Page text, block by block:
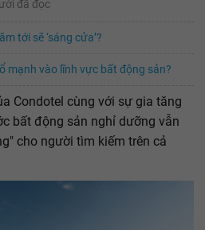
đã đọc
tới sẽ ‘sáng cửa’?
mạnh vào lĩnh vực bất động sản?
Condotel cùng với sự gia tăng
bất động sản nghỉ dưỡng vẫn
cho người tìm kiếm trên cả